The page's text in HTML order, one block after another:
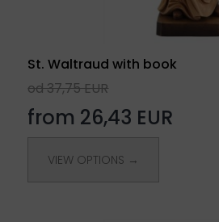
St. Waltraud with book
od 37,75 EUR
from 26,43 EUR
VIEW OPTIONS →